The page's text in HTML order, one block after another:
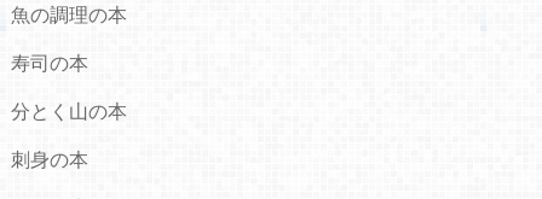
魚の調理の本
寿司の本
分とく山の本
刺身の本